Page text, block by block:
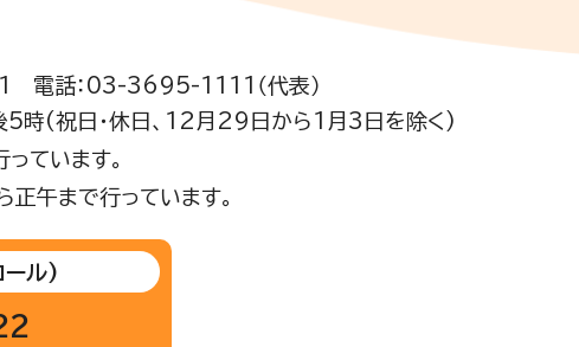
1 電話：03-3695-1111（代表）
時(祝日・休日、12月29日から1月3日を除く)
ています。
午まで行っています。
ール)